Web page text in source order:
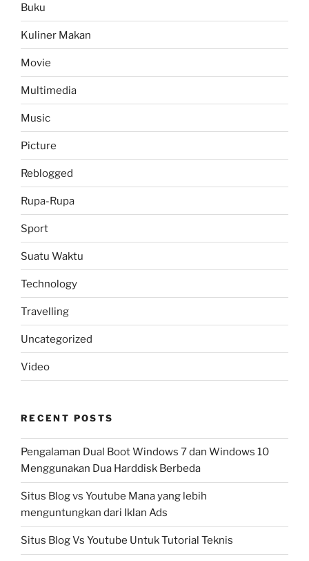
Buku
Kuliner Makan
Movie
Multimedia
Music
Picture
Reblogged
Rupa-Rupa
Sport
Suatu Waktu
Technology
Travelling
Uncategorized
Video
RECENT POSTS
Pengalaman Dual Boot Windows 7 dan Windows 10
Menggunakan Dua Harddisk Berbeda
Situs Blog vs Youtube Mana yang lebih
menguntungkan dari Iklan Ads
Situs Blog Vs Youtube Untuk Tutorial Teknis